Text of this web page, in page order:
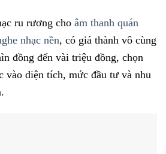
ru rương cho âm thanh quán
nhạc nền, có giá thành vô cùng
đồng đến vài triệu đồng, chọn
vào diện tích, mức đầu tư và nhu